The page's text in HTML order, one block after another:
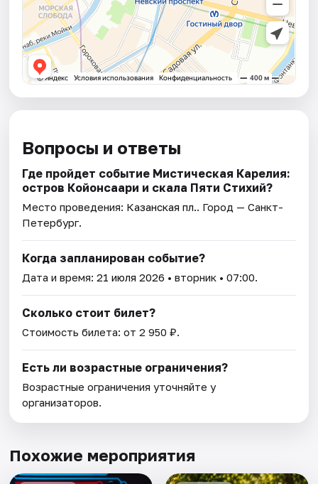
Вопросы и ответы
Где пройдет событие Мистическая Карелия:
остров Койонсаари и скала Пяти Стихий?
Место проведения: Казанская пл.. Город — Санкт-
Петербург.
Когда запланирован событие?
Дата и время:21 июля 2026 • вторник • 07:00.
Сколько стоит билет?
Стоимость билета: от 2 950 ₽.
Есть ли возрастные ограничения?
Возрастные ограничения уточняйте у
организаторов.
Похожие мероприятия